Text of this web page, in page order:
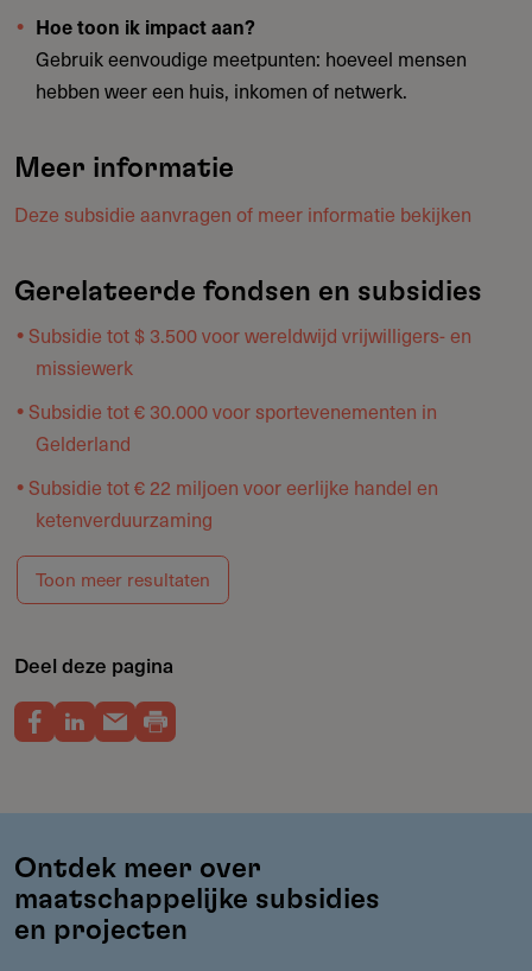
Hoe toon ik impact aan?
Gebruik eenvoudige meetpunten: hoeveel mensen
hebben weer een huis, inkomen of netwerk.
Meer informatie
Deze subsidie aanvragen of meer informatie bekijken
Gerelateerde fondsen en subsidies
Subsidie tot $ 3.500 voor wereldwijd vrijwilligers- en
missiewerk
Subsidie tot € 30.000 voor sportevenementen in
Gelderland
Subsidie tot € 22 miljoen voor eerlijke handel en
ketenverduurzaming
Toon meer resultaten
Deel deze pagina
Ontdek meer over
maatschappelijke subsidies
en projecten